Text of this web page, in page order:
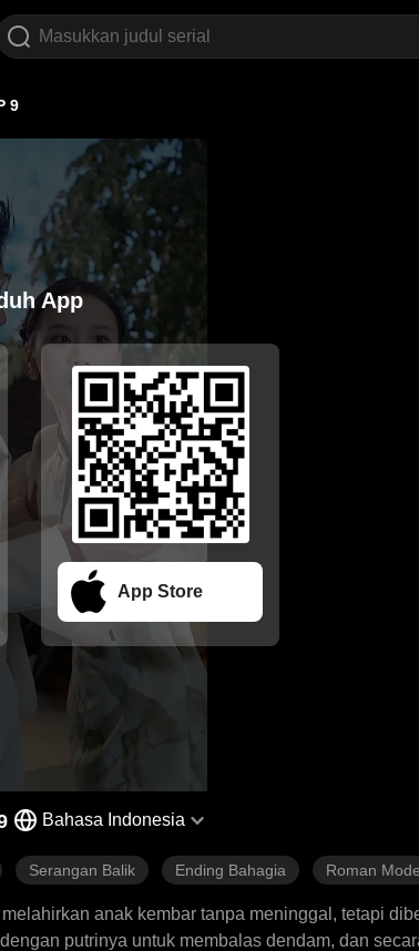
9
App
App Store
Bahasa Indonesia
Serangan Balik Ending Bahagia Roman
anak kembar tanpa meninggal, tetapi
putrinya untuk membalas dendam, dan